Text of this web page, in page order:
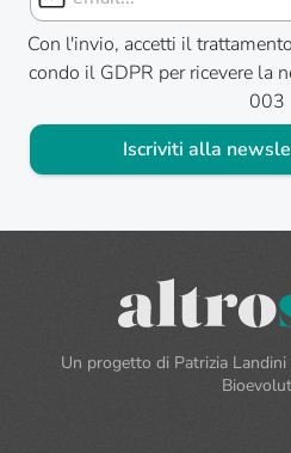
Con l'invio, accetti il
condo il GDPR per ricevere la
003
Iscriviti alla
Un progetto di Patrizia